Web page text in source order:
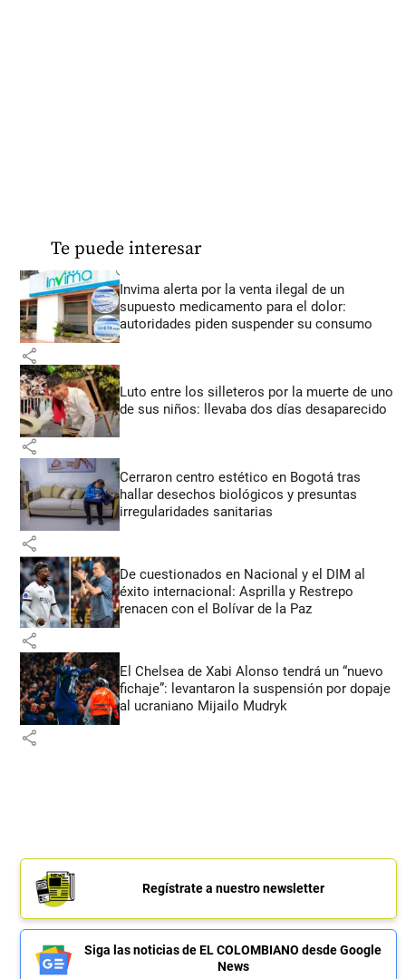
Te puede interesar
Invima alerta por la venta ilegal de un
supuesto medicamento para el dolor:
autoridades piden suspender su consumo
share
Luto entre los silleteros por la muerte de uno
de sus niños: llevaba dos días desaparecido
share
Cerraron centro estético en Bogotá tras
hallar desechos biológicos y presuntas
irregularidades sanitarias
share
De cuestionados en Nacional y el DIM al
éxito internacional: Asprilla y Restrepo
renacen con el Bolívar de la Paz
share
El Chelsea de Xabi Alonso tendrá un “nuevo
fichaje”: levantaron la suspensión por dopaje
al ucraniano Mijailo Mudryk
share
Regístrate a nuestro newsletter
Siga las noticias de EL COLOMBIANO desde Google
News